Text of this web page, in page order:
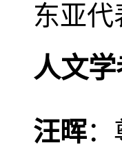
东亚
人文
汪晖